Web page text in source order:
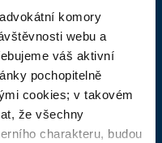
komory
webu a
váš aktivní
pochopitelně
cookies; v takovém
že všechny
charakteru, budou